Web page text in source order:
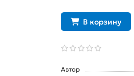
В корзину
Автор